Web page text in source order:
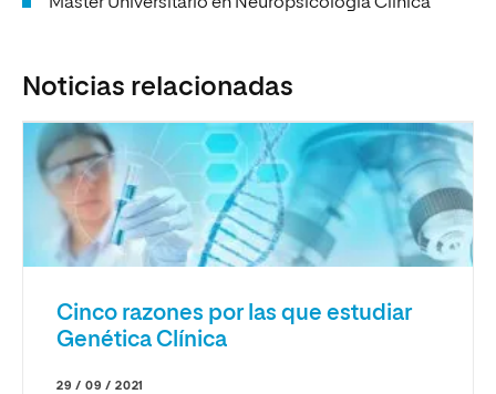
Noticias relacionadas
Cinco razones por las que estudiar
Genética Clínica
29 / 09 / 2021